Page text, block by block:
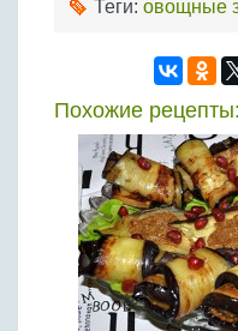
Теги: овощные
Похожие рецепты: